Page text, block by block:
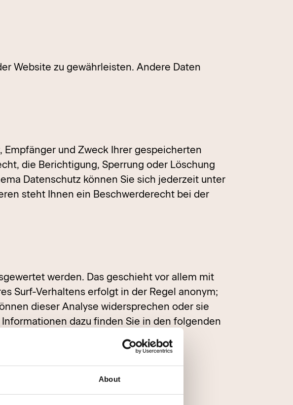
About
Website zu gewährleisten. Andere Daten
und Zweck Ihrer gespeicherten
die Berichtigung, Sperrung oder Löschung
Datenschutz können Sie sich jederzeit unter
steht Ihnen ein Beschwerderecht bei der
werden. Das geschieht vor allem mit
Surf-Verhaltens erfolgt in der Regel anonym;
dieser Analyse widersprechen oder sie
dazu finden Sie in den folgenden
werden wir Sie in diesen